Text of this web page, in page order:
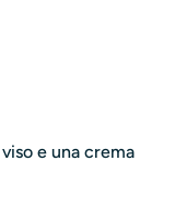
e una crema